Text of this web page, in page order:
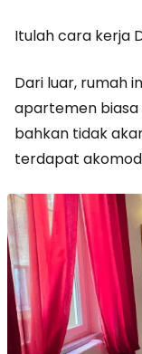
Itulah cara kerja
Dari luar, rumah
apartemen biasa
bahkan tidak
terdapat